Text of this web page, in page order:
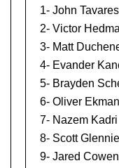
1- John Tavares
2- Victor
3- Matt
4- Evander
5- Brayden
6- Oliver
7- Nazem Kadri
8- Scott Glennie
9- Jared Cowen